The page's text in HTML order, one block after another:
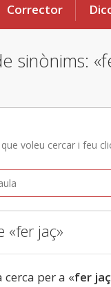
Corrector
sinònims:
voleu cercar i feu
«fer jaç»
cerca per a «fer jaç